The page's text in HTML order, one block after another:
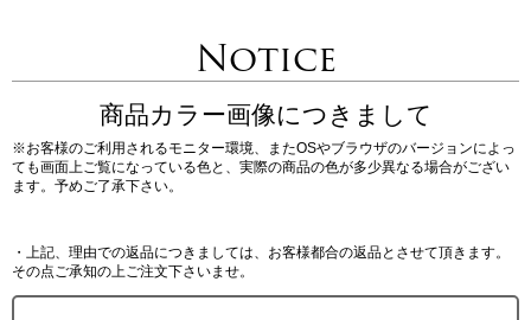
Notice
商品カラー画像につきまして
※お客様のご利用されるモニター環境、またOSやブラウザのバージョンによっ
ても画面上ご覧になっている色と、実際の商品の色が多少異なる場合がござい
ます。予めご了承下さい。
・上記、理由での返品につきましては、お客様都合の返品とさせて頂きます。
その点ご承知の上ご注文下さいませ。